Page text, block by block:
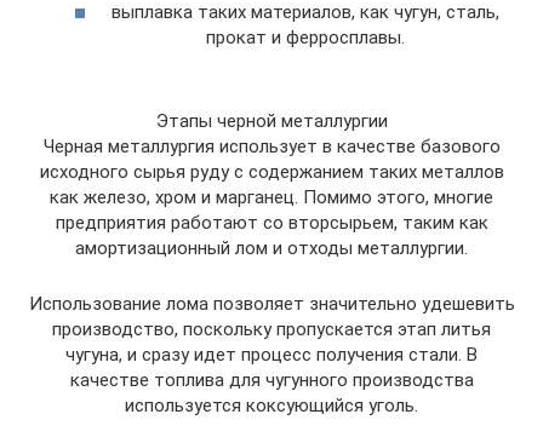
выплавка таких материалов, как чугун, сталь,
прокат и ферросплавы.
Этапы черной металлургии
Черная металлургия использует в качестве базового
исходного сырья руду с содержанием таких металлов
как железо, хром и марганец. Помимо этого, многие
предприятия работают со вторсырьем, таким как
амортизационный лом и отходы металлургии.
Использование лома позволяет значительно удешевить
производство, поскольку пропускается этап литья
чугуна, и сразу идет процесс получения стали. В
качестве топлива для чугунного производства
используется коксующийся уголь.